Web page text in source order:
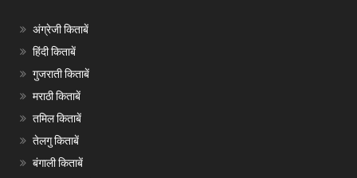
अंग्रेजी किताबें
हिंदी किताबें
गुजराती किताबें
मराठी किताबें
तमिल किताबें
तेलगु किताबें
बंगाली किताबें